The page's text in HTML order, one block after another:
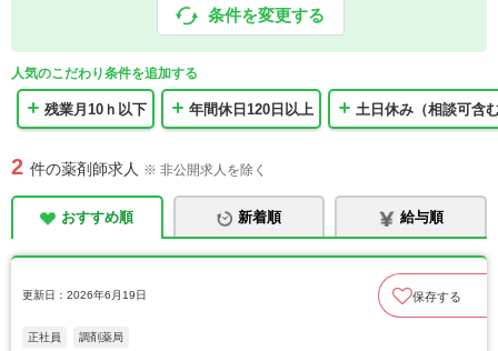
条件を変更する
人気のこだわり条件を追加する
残業月10ｈ以下 年間休日120日以上 土日休み（相談可含
2 件の薬剤師求人 ※ 非公開求人を除く
おすすめ順 新着順 給与順
更新日：2026年6月19日 保存する
正社員 調剤薬局